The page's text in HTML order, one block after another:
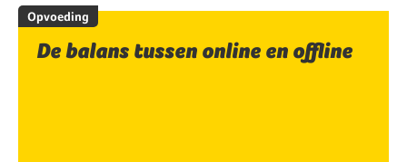
Opvoeding
De balans tussen online en offline